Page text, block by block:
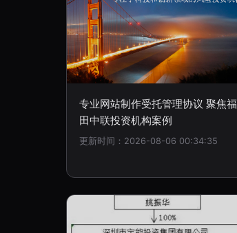
专业网站制作受托管理协议 聚焦福
田中联投资机构案例
更新时间：2026-08-06 00:34:35